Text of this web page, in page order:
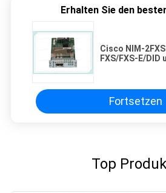
Erhalten Sie den
Cisco NIM-
FXS/FXS-E/DID
Fortsetzen
Top